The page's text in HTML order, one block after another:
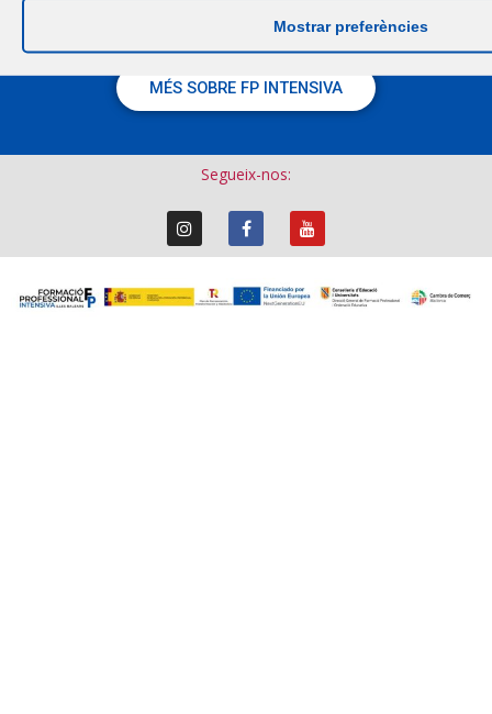
ON HO PODEU ESTUDIAR
MÉS SOBRE FP INTENSIVA
Segueix-nos:
Mostrar preferències